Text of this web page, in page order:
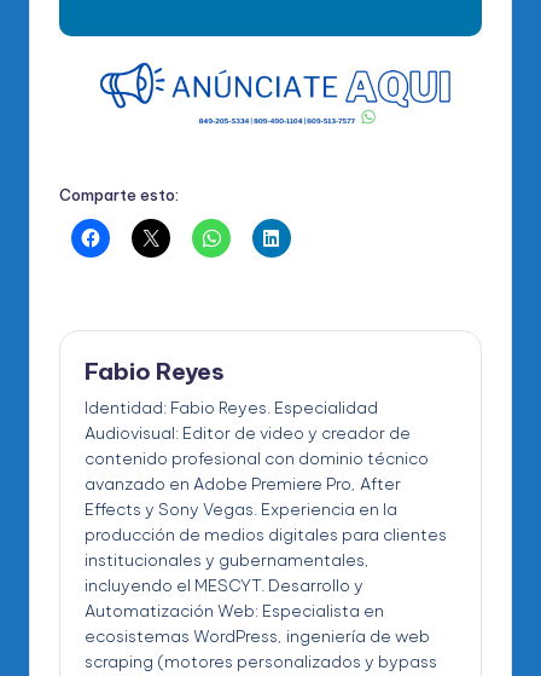
Comparte esto:
Fabio Reyes
Identidad: Fabio Reyes. Especialidad
Audiovisual: Editor de video y creador de
contenido profesional con dominio técnico
avanzado en Adobe Premiere Pro, After
Effects y Sony Vegas. Experiencia en la
producción de medios digitales para clientes
institucionales y gubernamentales,
incluyendo el MESCYT. Desarrollo y
Automatización Web: Especialista en
ecosistemas WordPress, ingeniería de web
scraping (motores personalizados y bypass